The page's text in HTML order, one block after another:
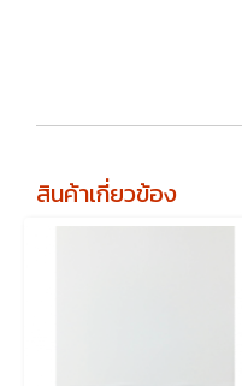
สินค้าเกี่ยวข้อง